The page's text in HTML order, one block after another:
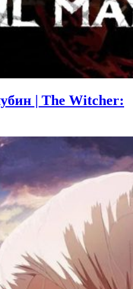
| The Witcher: